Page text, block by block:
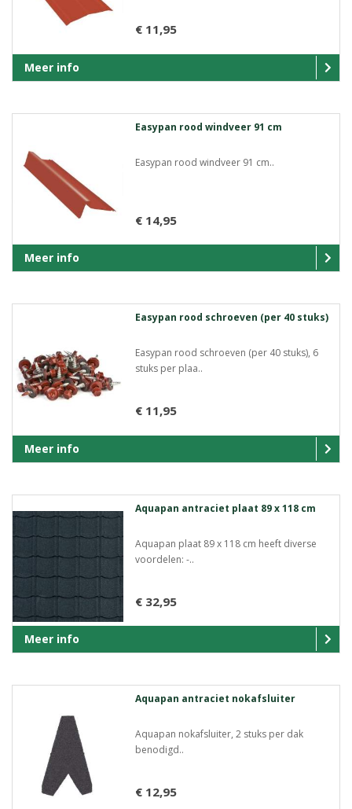
€ 11,95
Meer info
Easypan rood windveer 91 cm
Easypan rood windveer 91 cm..
€ 14,95
Meer info
Easypan rood schroeven (per 40 stuks)
Easypan rood schroeven (per 40 stuks), 6
stuks per plaa..
€ 11,95
Meer info
Aquapan antraciet plaat 89 x 118 cm
Aquapan plaat 89 x 118 cm heeft diverse
voordelen: -..
€ 32,95
Meer info
Aquapan antraciet nokafsluiter
Aquapan nokafsluiter, 2 stuks per dak
benodigd..
€ 12,95